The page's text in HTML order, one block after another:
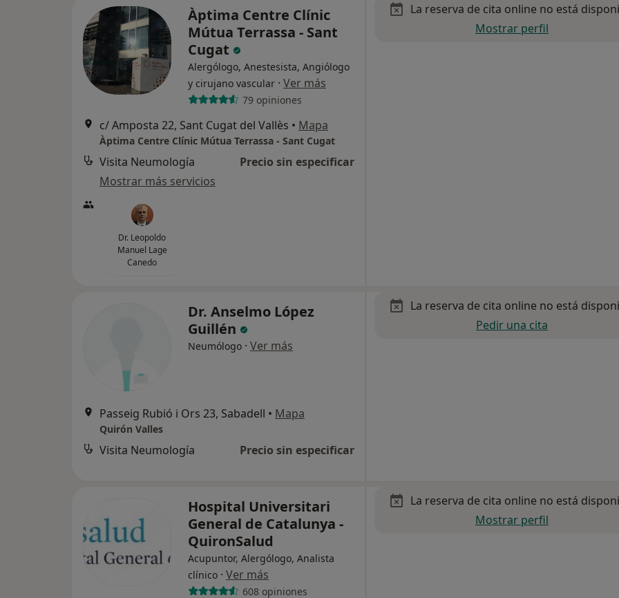
Àptima Centre Clínic
Mútua Terrassa - Sant
Cugat
Alergólogo, Anestesista, Angiólogo
y cirujano vascular · Ver más
79 opiniones
c/ Amposta 22, Sant Cugat del Vallès • Mapa
Àptima Centre Clínic Mútua Terrassa - Sant Cugat
Visita Neumología
Precio sin especificar
Mostrar más servicios
Dr. Leopoldo
Manuel Lage
Canedo
La reserva de cita online no está
Mostrar perfil
Dr. Anselmo López
Guillén
Neumólogo · Ver más
Passeig Rubió i Ors 23, Sabadell • Mapa
Quirón Valles
Visita Neumología Precio sin especificar
La reserva de cita online no está
Pedir una cita
Hospital Universitari
General de Catalunya -
QuironSalud
Acupuntor, Alergólogo, Analista
clínico · Ver más
608 opiniones
La reserva de cita online no está
Mostrar perfil